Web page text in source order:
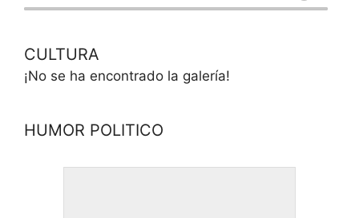
CULTURA
¡No se ha encontrado la galería!
HUMOR POLITICO